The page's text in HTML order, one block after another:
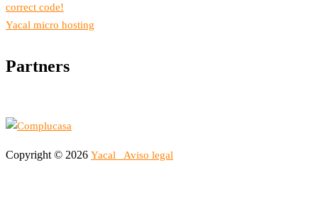
correct code!
Yacal micro hosting
Partners
Copyright © 2026 Yacal Aviso legal